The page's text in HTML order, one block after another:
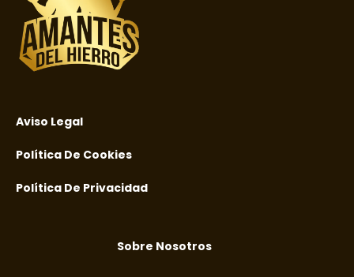
Aviso Legal
Política De Cookies
Política De Privacidad
Sobre Nosotros